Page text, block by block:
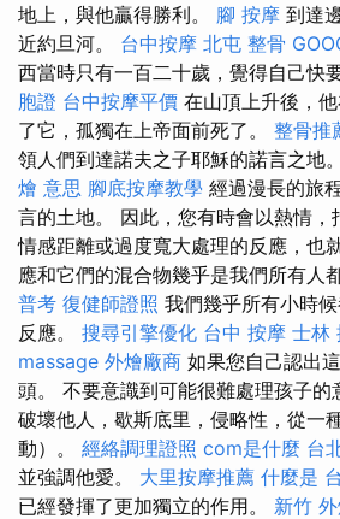
地上，與他贏得勝利。 腳 按摩 到達
近約旦河。 台中按摩 北屯 整骨
西當時只有一百二十歲，覺得自己快
胞證 台中按摩平價 在山頂上升後，
了它，孤獨在上帝面前死了。 整骨推
領人們到達諾夫之子耶穌的諾言之地。
燴 意思 腳底按摩教學 經過漫長的旅
言的土地。 因此，您有時會以熱情，
情感距離或過度寬大處理的反應，也
應和它們的混合物幾乎是我們所有人
普考 復健師證照 我們幾乎所有小時
反應。 搜尋引擎優化 台中 按摩 士林
massage 外燴廠商 如果您自己認出
頭。 不要意識到可能很難處理孩子的
破壞他人，歇斯底里，侵略性，從一
動）。 經絡調理證照 com是什麼 台
並強調他愛。 大里按摩推薦 什麼是
已經發揮了更加獨立的作用。 新竹